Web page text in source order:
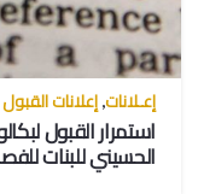
إعـلانات, إعلانات القبول
استمرار القبول
الحسيني للبنات للفصل